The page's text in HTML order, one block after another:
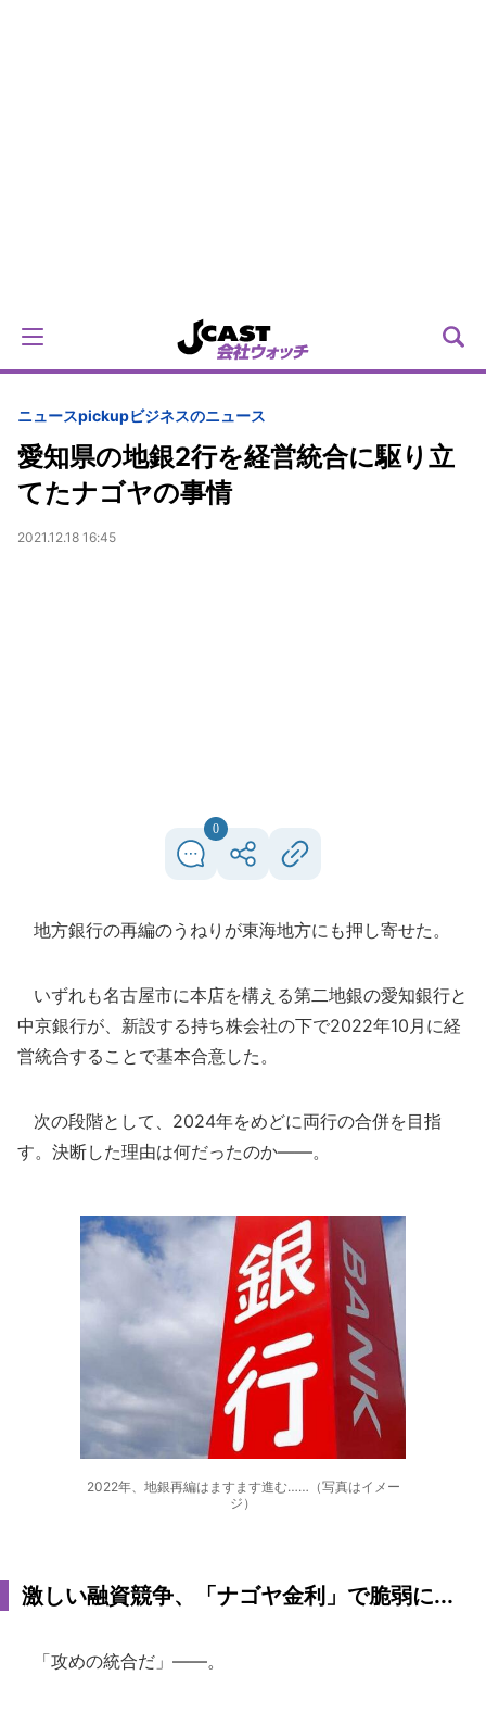
ニュースpickupビジネスのニュース
愛知県の地銀2行を経営統合に駆り立
てたナゴヤの事情
2021.12.18 16:45
0
地方銀行の再編のうねりが東海地方にも押し寄せた。
いずれも名古屋市に本店を構える第二地銀の愛知銀行と
中京銀行が、新設する持ち株会社の下で2022年10月に経
営統合することで基本合意した。
次の段階として、2024年をめどに両行の合併を目指
す。決断した理由は何だったのか――。
2022年、地銀再編はますます進む……（写真はイメー
ジ）
激しい融資競争、「ナゴヤ金利」で脆弱に...
「攻めの統合だ」――。